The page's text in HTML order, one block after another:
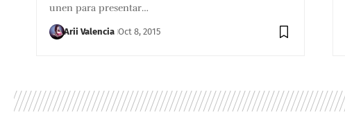
unen para presentar…
Arii Valencia Oct 8, 2015